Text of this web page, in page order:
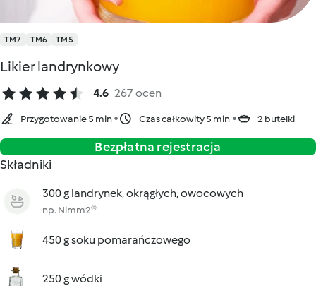
TM7 TM6 TM5
Likier landrynkowy
4.6 267 ocen
Przygotowanie 5 min Czas całkowity 5 min 2 butelki
Bezpłatna rejestracja
Składniki
300 g landrynek, okrągłych, owocowych
np. Nimm2®
450 g soku pomarańczowego
250 g wódki